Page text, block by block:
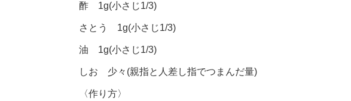
酢 1g(小さじ1/3)
さとう 1g(小さじ1/3)
油 1g(小さじ1/3)
しお 少々(親指と人差し指でつまんだ量)
〈作り方〉